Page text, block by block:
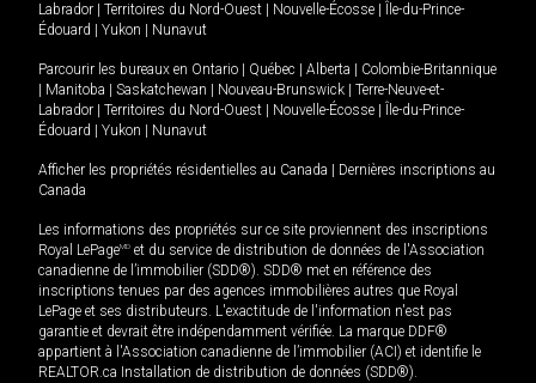
Labrador
Territoires du Nord-Ouest Nouvelle-Écosse
Île-du-Prince-
Édouard
Yukon Nunavut
Parcourir les bureaux en Ontario Québec Alberta
Colombie-Britannique
Manitoba Saskatchewan Nouveau-Brunswick
Terre-Neuve-et-
Labrador
Territoires du Nord-Ouest Nouvelle-Écosse
Île-du-Prince-
Édouard
Yukon Nunavut
Afficher les propriétés résidentielles au Canada
Dernières inscriptions au
Canada
Les informations des propriétés sur ce site proviennent des inscriptions
Royal LePageMD et du service de distribution de données de l'Association
canadienne de l’immobilier (SDD®). SDD® met en référence des
inscriptions tenues par des agences immobilières autres que Royal
LePage et ses distributeurs. L'exactitude de l'information n'est pas
garantie et devrait être indépendamment vérifiée. La marque DDF®
appartient à l'Association canadienne de l’immobilier (ACI) et identifie le
REALTOR.ca Installation de distribution de données (SDD®).